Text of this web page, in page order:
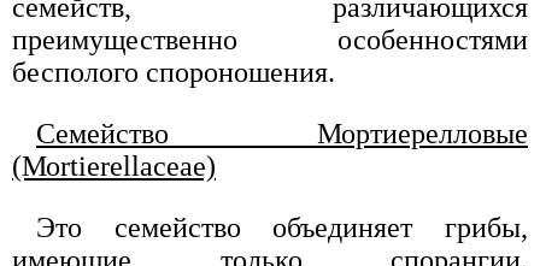
семейств, различающихся
преимущественно особенностями
бесполого спороношения.
Семейство Мортиерелловые
(Моrtierellaceae)
Это семейство объединяет грибы,
имеющие только спорангии.